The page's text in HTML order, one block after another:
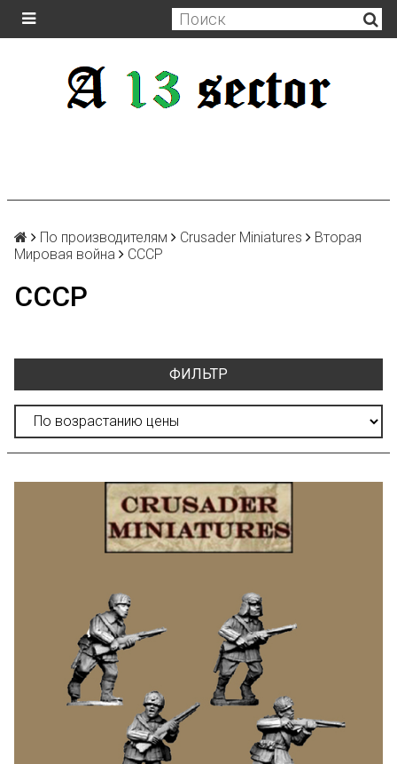
По производителям Crusader Miniatures
Вторая
Мировая война
СССР
СССР
ФИЛЬТР